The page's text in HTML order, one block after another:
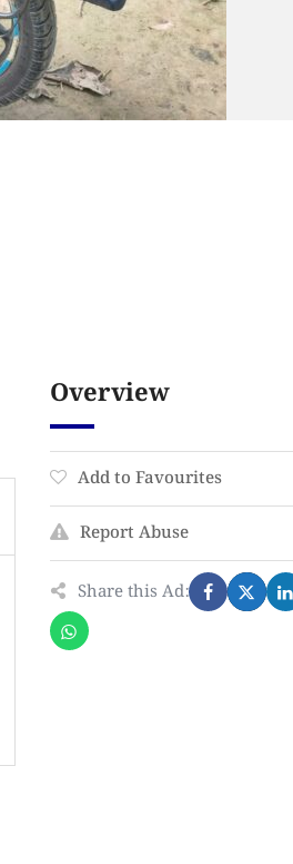
Overview
Add to Favourites
Report Abuse
Share this Ad: